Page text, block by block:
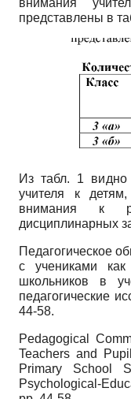
внимания
представлены в
Из табл. 1 видно
учителя к
внимания к
дисциплинарных
Педагогическое
с учениками
школьников в
педагогические
44-58.
Pedagogical
Teachers and
Primary School
Psychological-